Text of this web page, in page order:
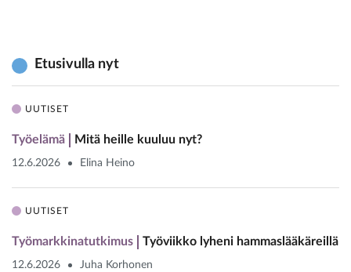
Etusivulla nyt
UUTISET
Työelämä Mitä heille kuuluu nyt?
12.6.2026 Elina Heino
UUTISET
Työmarkkinatutkimus Työviikko lyheni hammaslääkäreillä
12.6.2026 Juha Korhonen